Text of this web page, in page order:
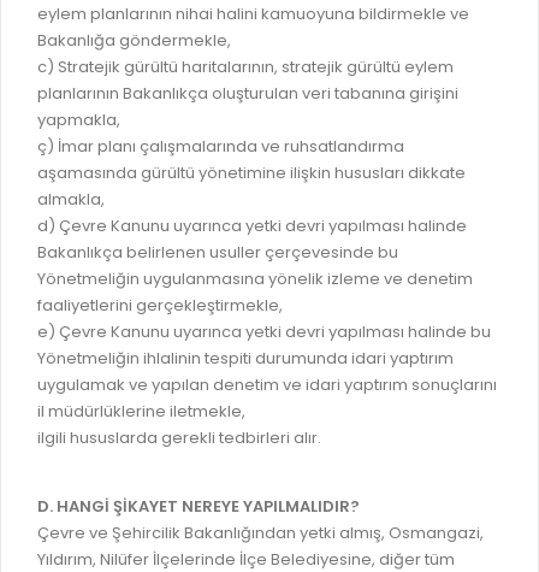
UKOME TOPLANTILARI
FOTOĞRAF GALERİSİ
BURSA GÜNLÜĞÜ DERGİSİ
AYKOME KARARLARI
BURSA YAYINLARI
YÖNETİM SİSTEMLERİ
VİZYON & MİSYON
POLİTİKALARIMIZ
ENTEGRE YÖNETIM SISTEMI
KALITE BELGELERIMIZ
YÖNETMELIKLER / YÖNERGELER
KAMU HİZMET STANDARTLARI (KAHİS)
MEZARLIK BİLGİ SİSTEMİ
GENEL EVRAK KAYIT
LOKMA DAĞITIM İZNİ BAŞVURUSU
BAĞLANTILAR
WEB - MOBIL UYGULAMALARIMIZ
KURUM İÇİ UYGULAMALAR
E-DEVLET KAPISI
NÖBETÇİ ECZANELER
HAL FİYATLARI
SANAL TURLAR
KURUMLAR
RUHSATLI HAFRİYAT ALANLARI
ŞİKAYET TAKİBİ (KURUMLAR)
eylem planlarının nihai halini kamuoyuna bildirmekle ve
Bakanlığa göndermekle,
c) Stratejik gürültü haritalarının, stratejik gürültü eylem
planlarının Bakanlıkça oluşturulan veri tabanına girişini
yapmakla,
ç) İmar planı çalışmalarında ve ruhsatlandırma
aşamasında gürültü yönetimine ilişkin hususları dikkate
almakla,
d) Çevre Kanunu uyarınca yetki devri yapılması halinde
Bakanlıkça belirlenen usuller çerçevesinde bu
Yönetmeliğin uygulanmasına yönelik izleme ve denetim
faaliyetlerini gerçekleştirmekle,
e) Çevre Kanunu uyarınca yetki devri yapılması halinde bu
Yönetmeliğin ihlalinin tespiti durumunda idari yaptırım
uygulamak ve yapılan denetim ve idari yaptırım sonuçlarını
il müdürlüklerine iletmekle,
ilgili hususlarda gerekli tedbirleri alır.
D. HANGİ ŞİKAYET NEREYE YAPILMALIDIR?
Çevre ve Şehircilik Bakanlığından yetki almış, Osmangazi,
Yıldırım, Nilüfer İlçelerinde İlçe Belediyesine, diğer tüm